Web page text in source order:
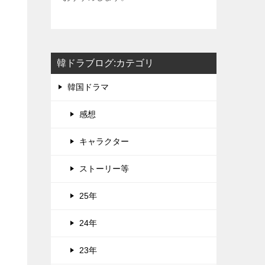
韓ドラブログ:カテゴリ
韓国ドラマ
感想
キャラクター
ストーリー等
25年
24年
23年